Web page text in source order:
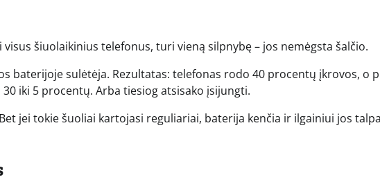
šiuolaikinius telefonus, turi vieną silpnybę – jos nemėgsta šalčio.
baterijoje sulėtėja. Rezultatas: telefonas rodo 40 procentų įkrovos, o
iki 5 procentų. Arba tiesiog atsisako įsijungti.
jei tokie šuoliai kartojasi reguliariai, baterija kenčia ir ilgainiui jos talpa